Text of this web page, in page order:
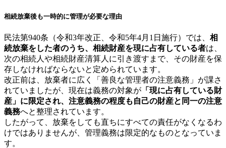
相続放棄後も一時的に管理が必要な理由
民法第940条（令和3年改正、令和5年4月1日施行）では、 相
続放棄をした者のうち、相続財産を現に占有している者は、
次の相続人や相続財産清算人に引き渡すまで、その財産を保
存しなければならないと定められています。
改正前は、放棄者に広く「善良な管理者の注意義務」が課さ
れていましたが、現在は義務の対象が 「現に占有している財
産」に限定され、注意義務の程度も自己の財産と同一の注意
義務へと整理されています。
したがって、放棄をしても直ちにすべての責任がなくなるわ
けではありませんが、管理義務は限定的なものとなっていま
す。